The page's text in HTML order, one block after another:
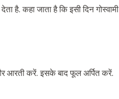
है. कहा जाता है कि इसी दिन गोस्वामी
आरती करें. इसके बाद फूल अर्पित करें.